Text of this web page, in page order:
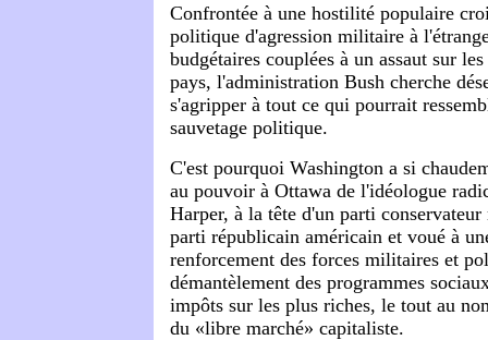
Confrontée à une hostilité populaire
politique d'agression militaire à
budgétaires couplées à un assaut sur
pays, l'administration Bush cherche
s'agripper à tout ce qui pourrait
sauvetage politique.
C'est pourquoi Washington a si
au pouvoir à Ottawa de l'idéologue
Harper, à la tête d'un parti
parti républicain américain et voué à
renforcement des forces militaires et
démantèlement des programmes
impôts sur les plus riches, le tout au
du «libre marché» capitaliste.